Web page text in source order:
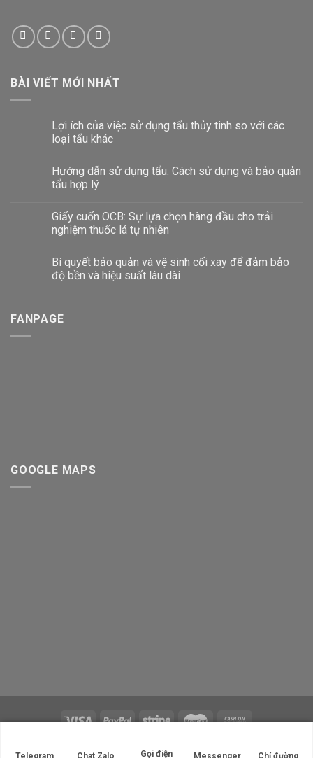
BÀI VIẾT MỚI NHẤT
Lợi ích của việc sử dụng tẩu thủy tinh so với các
loại tẩu khác
Hướng dẫn sử dụng tẩu: Cách sử dụng và bảo quản
tẩu hợp lý
Giấy cuốn OCB: Sự lựa chọn hàng đầu cho trải
nghiệm thuốc lá tự nhiên
Bí quyết bảo quản và vệ sinh cối xay để đảm bảo
độ bền và hiệu suất lâu dài
FANPAGE
GOOGLE MAPS
Telegram Chat Zalo Gọi điện Messenger Chỉ đường